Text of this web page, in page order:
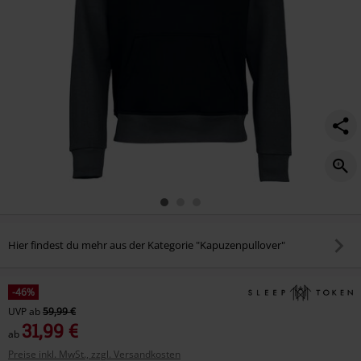
Hier findest du mehr aus der Kategorie "Kapuzenpullover"
-46%
UVPab59,99 €
ab 31,99 €
Preise inkl. MwSt., zzgl. Versandkosten